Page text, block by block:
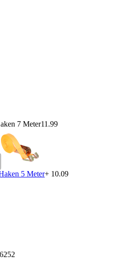
7 Meter11.99
5 Meter+ 10.09